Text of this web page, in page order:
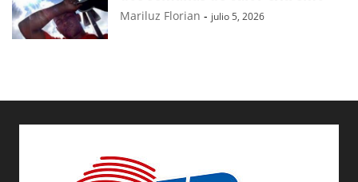
Mariluz Florian - julio 5, 2026